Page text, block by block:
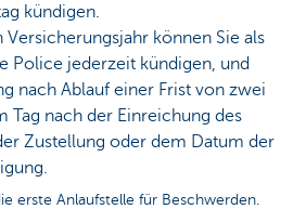
kündigen.
können Sie als
Police jederzeit kündigen, und
nach Ablauf einer Frist von zwei
Tag nach der Einreichung des
Zustellung oder dem Datum der
erste Anlaufstelle für Beschwerden.